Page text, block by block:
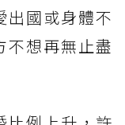
出國或身體不
不想再無止盡